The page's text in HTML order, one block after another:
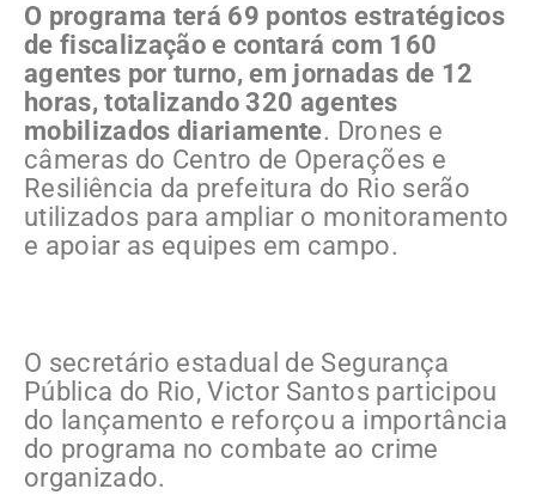
O programa terá 69 pontos estratégicos
de fiscalização e contará com 160
agentes por turno, em jornadas de 12
horas, totalizando 320 agentes
mobilizados diariamente. Drones e
câmeras do Centro de Operações e
Resiliência da prefeitura do Rio serão
utilizados para ampliar o monitoramento
e apoiar as equipes em campo.
O secretário estadual de Segurança
Pública do Rio, Victor Santos participou
do lançamento e reforçou a importância
do programa no combate ao crime
organizado.